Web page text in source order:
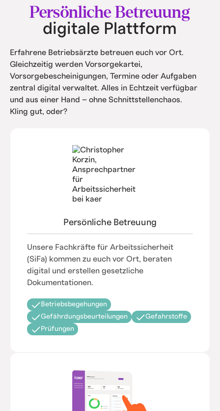
und Service.
Persönliche Betreuung
digitale Plattform
Erfahrene Betriebsärzte betreuen euch vor Ort.
Gleichzeitig werden Vorsorgekartei,
Vorsorgebescheinigungen, Termine oder Aufgaben
zentral digital verwaltet. Alles in Echtzeit verfügbar
und aus einer Hand – ohne Schnittstellenchaos.
Kling gut, oder?
Persönliche Betreuung
Unsere Fachkräfte für Arbeitssicherheit
(SiFa) kommen zu euch vor Ort, beraten
digital und erstellen gesetzliche
Dokumentationen.
Betriebsbegehungen
Gefährdungsbeurteilungen
Gefahrstoffe
Prüfungen